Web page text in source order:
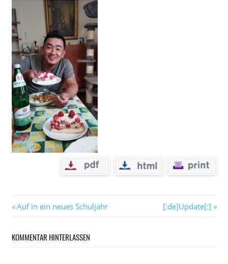
Beitragsnavigation
Vorheriger
Auf in ein neues Schuljahr
Nächster
[:de]Update[:]
KOMMENTAR HINTERLASSEN